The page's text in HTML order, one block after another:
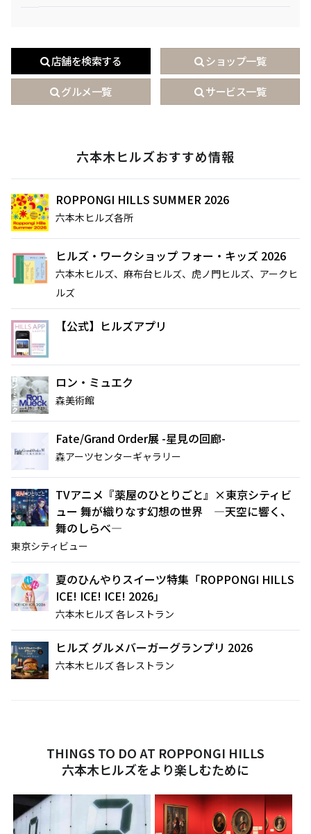
サイト内検索
店舗を検索する ショップ一覧
グルメ一覧 サービス一覧
六本木ヒルズおすすめ情報
ROPPONGI HILLS SUMMER 2026
六本木ヒルズ各所
ヒルズ・ワークショップ フォー・キッズ 2026
六本木ヒルズ、麻布台ヒルズ、虎ノ門ヒルズ、アークヒ
ルズ
【公式】ヒルズアプリ
ロン・ミュエク
森美術館
Fate/Grand Order展 -星見の回廊-
森アーツセンターギャラリー
TVアニメ『薬屋のひとりごと』×東京シティビ
ュー 舞が織りなす幻想の世界 ―天空に響く、
舞のしらべ―
東京シティビュー
夏のひんやりスイーツ特集「ROPPONGI HILLS
ICE! ICE! ICE! 2026」
六本木ヒルズ 各レストラン
ヒルズ グルメバーガーグランプリ 2026
六本木ヒルズ 各レストラン
THINGS TO DO AT ROPPONGI HILLS
六本木ヒルズをより楽しむために